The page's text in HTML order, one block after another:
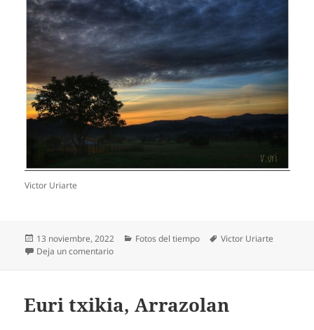
Victor Uriarte
Publicado
el
13 noviembre, 2022 Categorías
Fotos del tiempo Etiquetas
Victor Uriarte
Deja un comentarioen Egunsentia, Meñakan
Euri txikia, Arrazolan